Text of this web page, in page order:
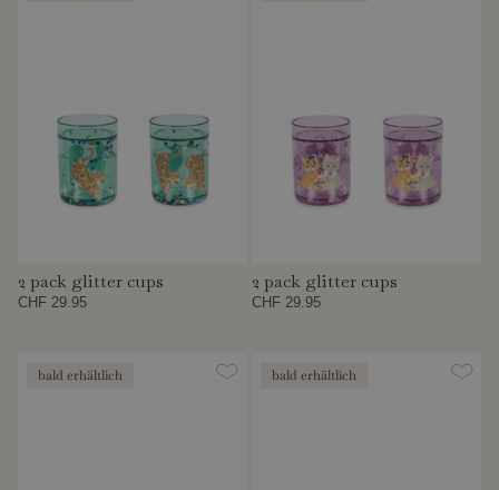
2 pack glitter cups
CHF 29.95
2 pack glitter cups
CHF 29.95
bald erhältlich bald erhältlich